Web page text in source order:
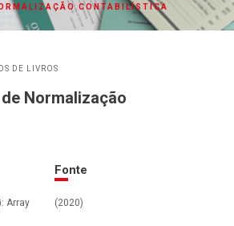
CONTABILÍSTICA
DE LIVROS
Normalização
Array
Fonte
(2020)